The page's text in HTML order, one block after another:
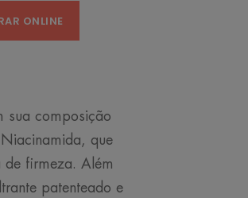
ONLINE
sua composição
que
de firmeza. Além
patenteado e